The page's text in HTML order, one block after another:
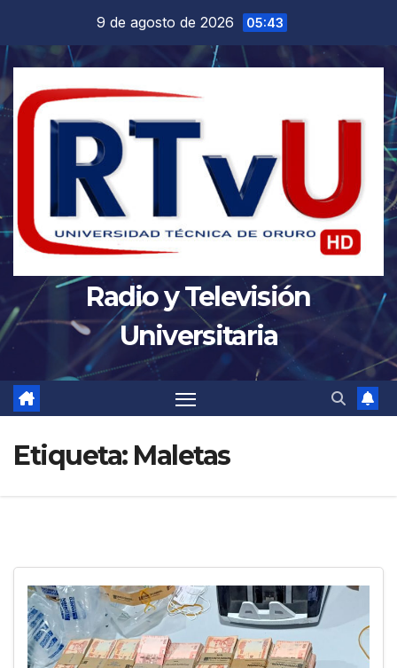
contenido
9 de agosto de 2026 05:43
Radio y Televisión
Universitaria
Etiqueta: Maletas